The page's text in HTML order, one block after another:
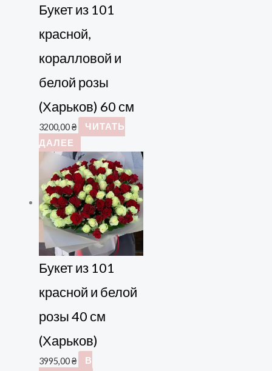
Букет из 101
красной,
коралловой и
белой розы
(Харьков) 60 см
3200,00₴
ЧИТАТЬ
ДАЛЕЕ
Букет из 101
красной и белой
розы 40 см
(Харьков)
3995,00₴
В